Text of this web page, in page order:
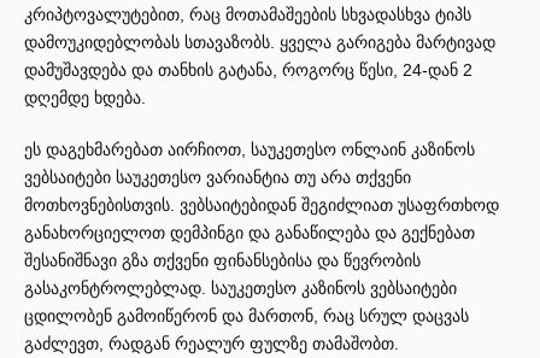
კრიპტოვალუტებით, რაც მოთამაშეების სხვადასხვა ტიპს
დამოუკიდებლობას სთავაზობს. ყველა გარიგება მარტივად
დამუშავდება და თანხის გატანა, როგორც წესი, 24-დან 2
დღემდე ხდება.
ეს დაგეხმარებათ აირჩიოთ, საუკეთესო ონლაინ კაზინოს
ვებსაიტები საუკეთესო ვარიანტია თუ არა თქვენი
მოთხოვნებისთვის. ვებსაიტებიდან შეგიძლიათ უსაფრთხოდ
განახორციელოთ დემპინგი და განაწილება და გექნებათ
შესანიშნავი გზა თქვენი ფინანსებისა და წევრობის
გასაკონტროლებლად. საუკეთესო კაზინოს ვებსაიტები
ცდილობენ გამოიწერონ და მართონ, რაც სრულ დაცვას
გაძლევთ, რადგან რეალურ ფულზე თამაშობთ.